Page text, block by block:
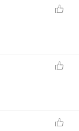
东西掉了捡起